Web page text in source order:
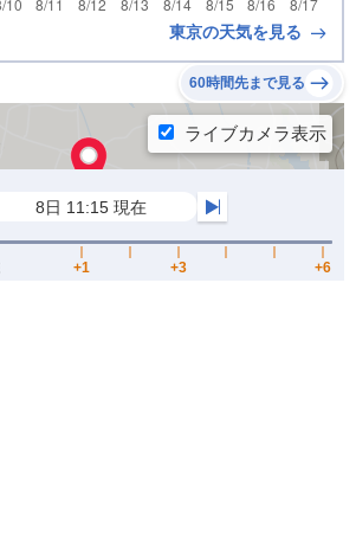
東京の天気を見る
60時間先まで見る